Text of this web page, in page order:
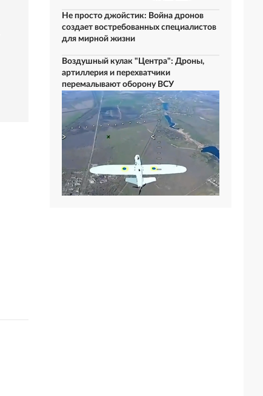
Не просто джойстик: Война дронов
создает востребованных специалистов
для мирной жизни
Воздушный кулак "Центра": Дроны,
артиллерия и перехватчики
перемалывают оборону ВСУ